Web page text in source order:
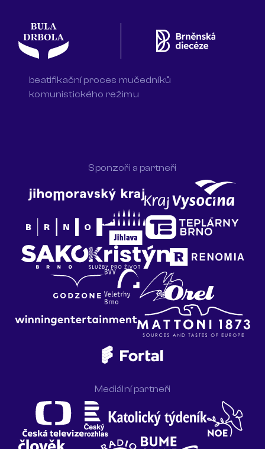
beatifikační proces mučedníků
komunistického režimu
Sponzoři a partneři
Mediální partneři